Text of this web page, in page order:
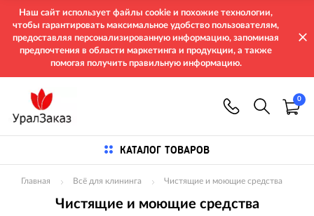
Наш сайт использует файлы cookie и похожие технологии,
чтобы гарантировать максимальное удобство пользователям,
предоставляя персонализированную информацию, запоминая
предпочтения в области маркетинга и продукции, а также
помогая получить правильную информацию.
0
КАТАЛОГ ТОВАРОВ
Главная Всё для клининга Чистящие и моющие средства
Чистящие и моющие средства